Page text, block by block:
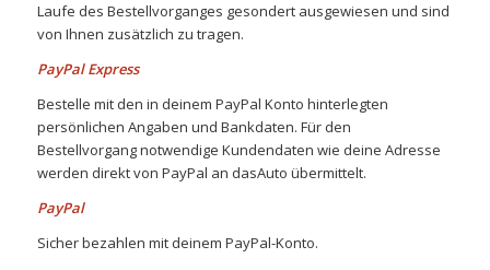
Laufe des Bestellvorganges gesondert ausgewiesen und sind
von Ihnen zusätzlich zu tragen.
PayPal Express
Bestelle mit den in deinem PayPal Konto hinterlegten
persönlichen Angaben und Bankdaten. Für den
Bestellvorgang notwendige Kundendaten wie deine Adresse
werden direkt von PayPal an dasAuto übermittelt.
PayPal
Sicher bezahlen mit deinem PayPal-Konto.